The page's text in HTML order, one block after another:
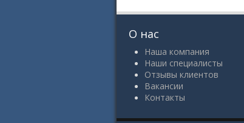
О нас
Наша компания
Наши специалисты
Отзывы клиентов
Вакансии
Контакты